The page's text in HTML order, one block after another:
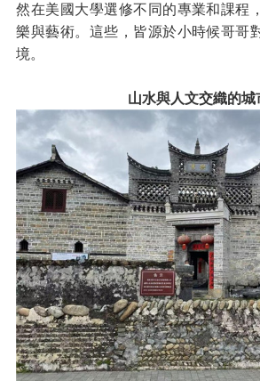
然在美國大學選修不同的專業和課程
樂與藝術。這些，皆源於小時候哥哥
境。
山水與人文交織的城